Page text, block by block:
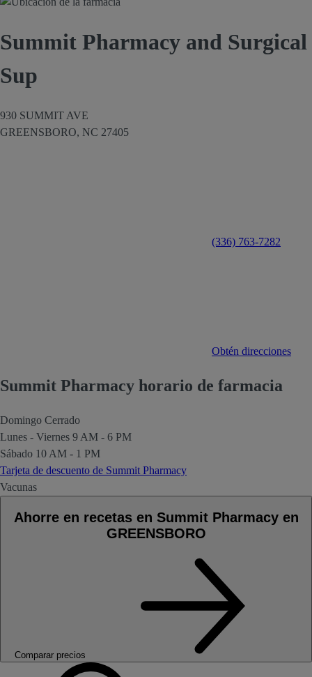
Summit Pharmacy and Surgical
Sup
930 SUMMIT AVE
GREENSBORO, NC 27405
(336) 763-7282
Obtén direcciones
Summit Pharmacy horario de farmacia
Domingo Cerrado
Lunes - Viernes 9 AM - 6 PM
Sábado 10 AM - 1 PM
Tarjeta de descuento de Summit Pharmacy
Vacunas
Ahorre en recetas en Summit Pharmacy en
GREENSBORO
Comparar precios